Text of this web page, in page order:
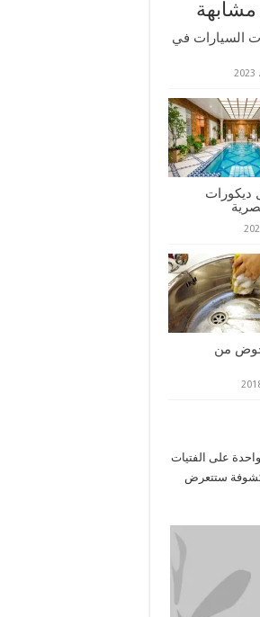
مشابهة
السيارات في
ديكورات
من
على الفتيات
مكشوفة ستتعرض